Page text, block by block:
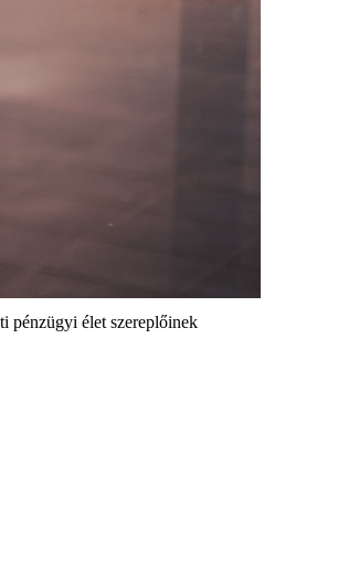
pénzügyi élet szereplőinek